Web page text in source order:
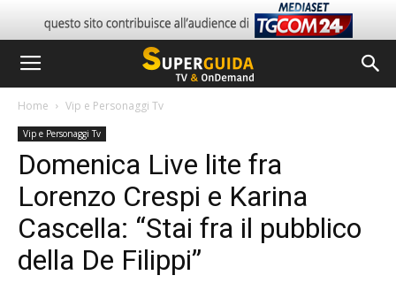
Home Vip e Personaggi Tv
Vip e Personaggi Tv
Domenica Live lite fra
Lorenzo Crespi e Karina
Cascella: “Stai fra il pubblico
della De Filippi”